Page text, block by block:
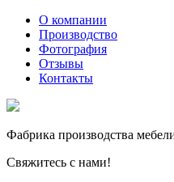
О компании
Производство
Фотография
Отзывы
Контакты
Фабрика производства
Свяжитесь с нами!